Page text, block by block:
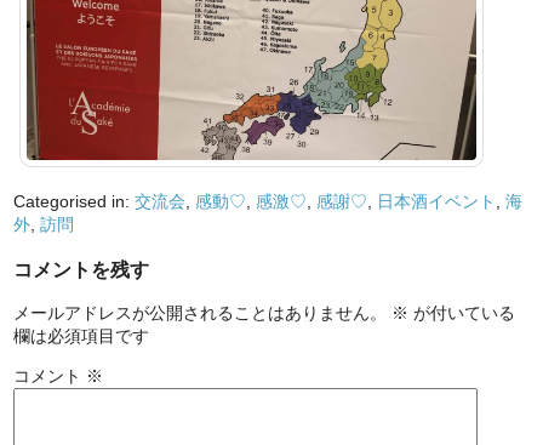
Categorised in:交流会 感動♡ 感激♡ 感謝♡ 日本酒イベント ,海
外 ,訪問
コメントを残す
メールアドレスが公開されることはありません。 ※ が付いている
欄は必須項目です
コメント ※